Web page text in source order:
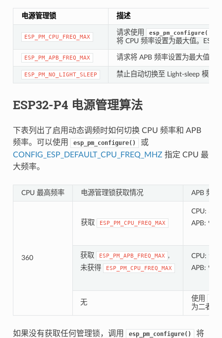
电源管理锁 描述
ESP_PM_CPU_FREQ_MAX
请求使用 esp_pm_configure()
将 CPU 频率设置为最大值。
ESP_PM_APB_FREQ_MAX 请求将 APB 频率设置为最大值，
ESP_PM_NO_LIGHT_SLEEP 禁止自动切换至 Light-sleep 模式。
ESP32-P4 电源管理算法
下表列出了启用动态调频时如何切换 CPU 频率和 APB
频率。可以使用
esp_pm_configure()
或
CONFIG_ESP_DEFAULT_CPU_FREQ_MHZ 指定 CPU 最
大频率。
CPU 最高频率 电源管理锁获取情况 APB 频率
360
获取 ESP_PM_CPU_FREQ_MAX
CPU:
APB: 90
获取 ESP_PM_APB_FREQ_MAX ,
未获得
ESP_PM_CPU_FREQ_MAX
CPU: 90
APB: 90
无
使用
为二者设
如果没有获取任何管理锁，调用 esp_pm_configure() 将